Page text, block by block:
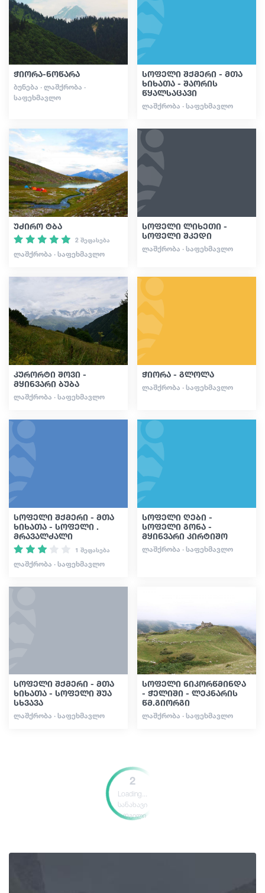
დაგეგმე მოგზაურობა
საქართველო
ჭიორა-ნოწარა
ᲑᲣᲜᲔᲑᲐ · ᲚᲐᲨᲥᲠᲝᲑᲐ ·
ᲡᲐᲤᲔᲮᲛᲐᲕᲚᲝ
სოფელი შქმერი - მთა
ხიხათა - შაორის
წყალსაცავი
ᲚᲐᲨᲥᲠᲝᲑᲐ · ᲡᲐᲤᲔᲮᲛᲐᲕᲚᲝ
უძირო ტბა
2 შეფასება
ᲚᲐᲨᲥᲠᲝᲑᲐ · ᲡᲐᲤᲔᲮᲛᲐᲕᲚᲝ
სოფელი ლიხეთი -
სოფელი შკედი
ᲚᲐᲨᲥᲠᲝᲑᲐ · ᲡᲐᲤᲔᲮᲛᲐᲕᲚᲝ
კურორტი შოვი -
მყინვარი ბუბა
ᲚᲐᲨᲥᲠᲝᲑᲐ · ᲡᲐᲤᲔᲮᲛᲐᲕᲚᲝ
ჭიორა - გლოლა
ᲚᲐᲨᲥᲠᲝᲑᲐ · ᲡᲐᲤᲔᲮᲛᲐᲕᲚᲝ
სოფელი შქმერი - მთა
ხიხათა - სოფელი .
მრავალძალი
1 შეფასება
ᲚᲐᲨᲥᲠᲝᲑᲐ · ᲡᲐᲤᲔᲮᲛᲐᲕᲚᲝ
სოფელი ღები -
სოფელი გონა -
მყინვარი კირტიშო
ᲚᲐᲨᲥᲠᲝᲑᲐ · ᲡᲐᲤᲔᲮᲛᲐᲕᲚᲝ
სოფელი შქმერი - მთა
ხიხათა - სოფელი შუა
სხვავა
ᲚᲐᲨᲥᲠᲝᲑᲐ · ᲡᲐᲤᲔᲮᲛᲐᲕᲚᲝ
სოფელი ნიკორწმინდა
- ჭელიში - ლეკნარის
წმ.გიორგი
ᲚᲐᲨᲥᲠᲝᲑᲐ · ᲡᲐᲤᲔᲮᲛᲐᲕᲚᲝ
2
Loading...
სანახავი
ადგილი